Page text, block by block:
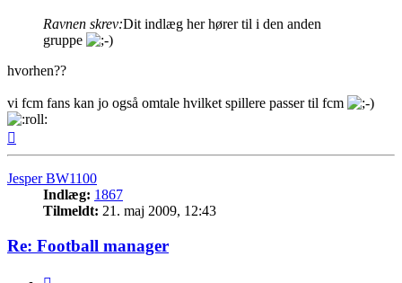
Ravnen skrev:Dit indlæg her hører til i den anden
gruppe
hvorhen??
vi fcm fans kan jo også omtale hvilket spillere passer til fcm
Jesper BW1100
Indlæg: 1867
Tilmeldt: 21. maj 2009, 12:43
Re: Football manager